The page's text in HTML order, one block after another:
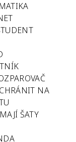
NA
ŠATY